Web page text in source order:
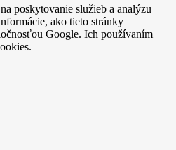
poskytovanie služieb a analýzu
ako tieto stránky
Google. Ich používaním